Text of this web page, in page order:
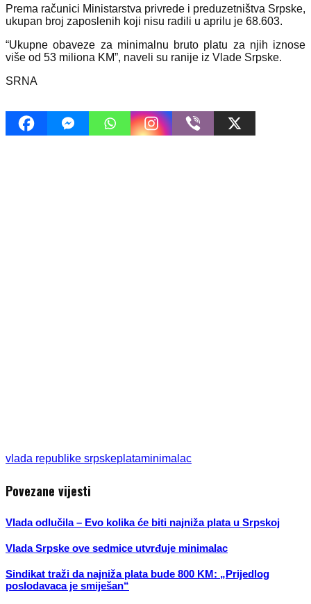
Prema računici Ministarstva privrede i preduzetništva Srpske,
ukupan broj zaposlenih koji nisu radili u aprilu je 68.603.
“Ukupne obaveze za minimalnu bruto platu za njih iznose
više od 53 miliona KM”, naveli su ranije iz Vlade Srpske.
SRNA
vlada republike srpskeplataminimalac
Povezane vijesti
Vlada odlučila – Evo kolika će biti najniža plata u Srpskoj
Vlada Srpske ove sedmice utvrđuje minimalac
Sindikat traži da najniža plata bude 800 KM: „Prijedlog
poslodavaca je smiješan“